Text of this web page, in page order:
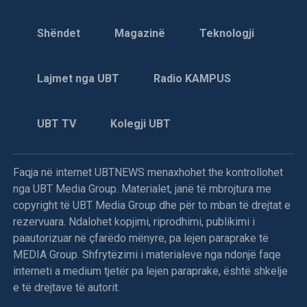
Dhuna e përditshme në Kosovë
serbe thirri për herë të tretë, Hakik Qajanin me pretekst të
armës.
Njoftohet se në polici gati për çdo ditë thirret edhe babai i
tij, Mejdiu.
Po këtë ditë, me të njëjtin pretekst, në pyetje u mor edhe
Ramadan Thaçi.
Shëndet Magazinë Teknologji
Lajmet nga UBT Radio KAMPUS
UBT TV Kolegji UBT
Faqja në internet UBTNEWS menaxhohet the kontrollohet
nga UBT Media Group. Materialet, janë të mbrojtura me
copyright të UBT Media Group dhe për to mban të drejtat e
rezervuara. Ndalohet kopjimi, riprodhimi, publikimi i
paautorizuar në çfarëdo mënyre, pa lejen paraprake të
MEDIA Group. Shfrytëzimi i materialeve nga ndonjë faqe
interneti a medium tjetër pa lejen paraprake, është shkelje
e të drejtave të autorit.